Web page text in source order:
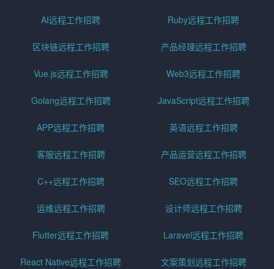
AI远程工作招聘 Ruby远程工作招聘
区块链远程工作招聘 产品经理远程工作招聘
Vue.js远程工作招聘 Web3远程工作招聘
Golang远程工作招聘 JavaScript远程工作招聘
APP远程工作招聘 英语远程工作招聘
客服远程工作招聘 产品运营远程工作招聘
C++远程工作招聘 SEO远程工作招聘
运维远程工作招聘 设计师远程工作招聘
Flutter远程工作招聘 Laravel远程工作招聘
React Native远程工作招聘 文案策划远程工作招聘